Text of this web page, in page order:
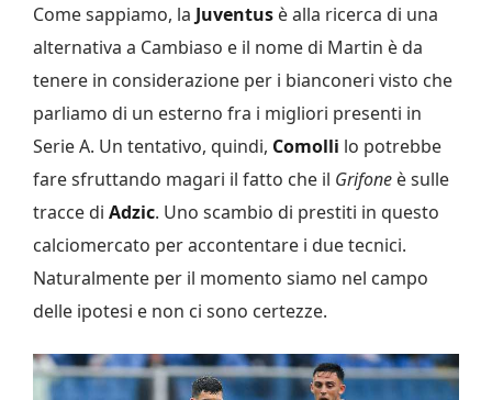
Come sappiamo, la Juventus è alla ricerca di una
alternativa a Cambiaso e il nome di Martin è da
tenere in considerazione per i bianconeri visto che
parliamo di un esterno fra i migliori presenti in
Serie A. Un tentativo, quindi, Comolli lo potrebbe
fare sfruttando magari il fatto che il Grifone è sulle
tracce di Adzic. Uno scambio di prestiti in questo
calciomercato per accontentare i due tecnici.
Naturalmente per il momento siamo nel campo
delle ipotesi e non ci sono certezze.